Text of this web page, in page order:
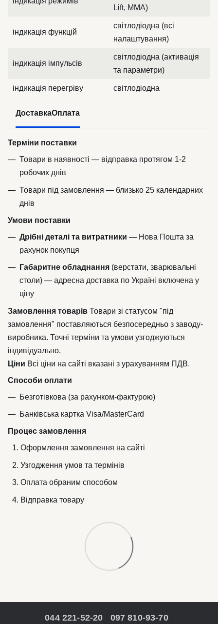
Lift, MMA)
індикація функцій
світлодіодна (всі
налаштування)
індикація імпульсів
світлодіодна (активація
та параметри)
індикація перегріву світлодіодна
ДоставкаОплата
Терміни поставки
Товари в наявності — відправка протягом 1-2
робочих днів
Товари під замовлення — близько 25 календарних
днів
Умови поставки
Дрібні деталі та витратники — Нова Пошта за
рахунок покупця
Габаритне обладнання (верстати, зварювальні
столи) — адресна доставка по Україні включена у
ціну
Замовлення товарів Товари зі статусом "під
замовлення" поставляються безпосередньо з заводу-
виробника. Точні терміни та умови узгоджуються
індивідуально.
Ціни Всі ціни на сайті вказані з урахуванням ПДВ.
Способи оплати
Безготівкова (за рахунком-фактурою)
Банківська картка Visa/MasterCard
Процес замовлення
Оформлення замовлення на сайті
Узгодження умов та термінів
Оплата обраним способом
Відправка товару
044 221-52-20 097 810-93-70